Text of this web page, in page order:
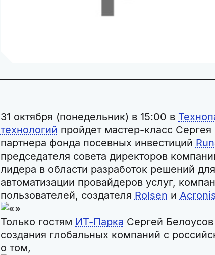
31 октября (понедельник) в 15:00 в
технологий пройдет мастер-класс
партнера фонда посевных инвестиций
председателя совета директоров
лидера в области разработок решений
автоматизации провайдеров услуг,
пользователей, создателя Rolsen и
Только гостям ИТ-Парка Сергей
создания глобальных компаний с
о том,